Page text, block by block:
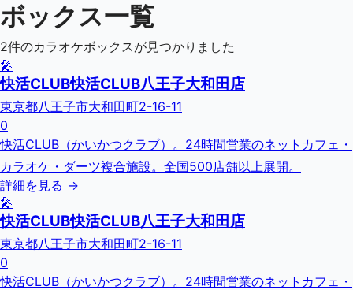
ボックス一覧
2件のカラオケボックスが見つかりました
🎤
快活CLUB快活CLUB八王子大和田店
東京都八王子市大和田町2-16-11
0
快活CLUB（かいかつクラブ）。24時間営業のネットカフェ・
カラオケ・ダーツ複合施設。全国500店舗以上展開。
詳細を見る →
🎤
快活CLUB快活CLUB八王子大和田店
東京都八王子市大和田町2-16-11
0
快活CLUB（かいかつクラブ）。24時間営業のネットカフェ・